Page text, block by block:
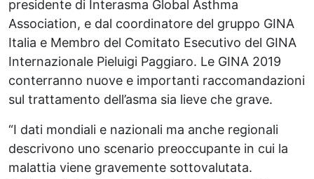
presidente di Interasma Global Asthma
Association, e dal coordinatore del gruppo GINA
Italia e Membro del Comitato Esecutivo del GINA
Internazionale Pieluigi Paggiaro. Le GINA 2019
conterranno nuove e importanti raccomandazioni
sul trattamento dell’asma sia lieve che grave.
“I dati mondiali e nazionali ma anche regionali
descrivono uno scenario preoccupante in cui la
malattia viene gravemente sottovalutata.